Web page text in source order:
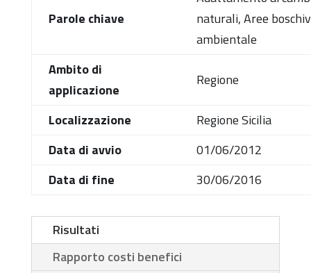
Parole chiave
naturali, Aree
ambientale
Ambito di
applicazione
Regione
Localizzazione
Regione Sicilia
Data di avvio
01/06/2012
Data di fine
30/06/2016
Risultati
Rapporto costi benefici